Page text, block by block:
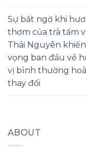
Sự bất ngờ khi
thơm của trà tấm
Thái Nguyên
vọng ban đầu về
vị bình thường
thay đổi
ABOUT